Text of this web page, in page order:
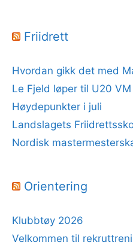
Friidrett
Hvordan gikk det med
Le Fjeld løper til U20
Høydepunkter i juli
Landslagets
Nordisk
Orientering
Klubbtøy 2026
Velkommen til